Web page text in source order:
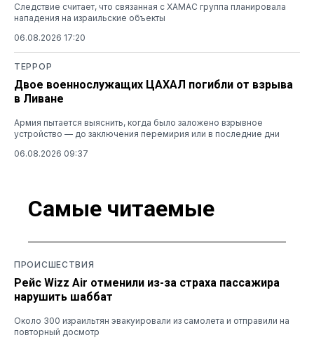
Следствие считает, что связанная с ХАМАС группа планировала
нападения на израильские объекты
06.08.2026 17:20
ТЕРРОР
Двое военнослужащих ЦАХАЛ погибли от взрыва
в Ливане
Армия пытается выяснить, когда было заложено взрывное
устройство — до заключения перемирия или в последние дни
06.08.2026 09:37
Самые читаемые
ПРОИСШЕСТВИЯ
Рейс Wizz Air отменили из-за страха пассажира
нарушить шаббат
Около 300 израильтян эвакуировали из самолета и отправили на
повторный досмотр